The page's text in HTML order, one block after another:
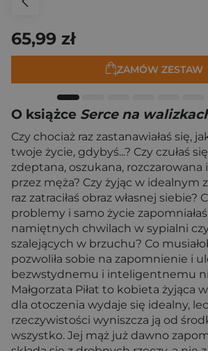
65,99 zł
ZAMÓW ZESTAW
O książce Serce na
Czy chociaż raz zastanawiałaś się,
twoje życie, gdybyś...? Czy czułaś
zdeptana, oszukana,
przez męża? Czy żyjąc w idealnym
raz zatraciłaś obraz własnej siebie?
problemy i samo życie
namiętnych chwilach w sypialni
szalejących w brzuchu? Co
pozwoliła sobie na zapomnienie i
bezwstydnemu i inteligentnemu
Małgorzata Piłat to kobieta żyjąca
dla otoczenia wydaje się idealny,
rzeczywistości wyniszcza ją od
wszystko. Jej mąż już dawno